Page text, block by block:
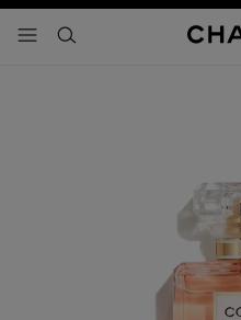
- navegación principal
buscar